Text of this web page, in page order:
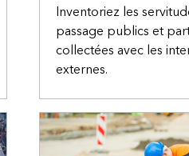
Inventoriez les
passage publics et
collectées avec les
externes.